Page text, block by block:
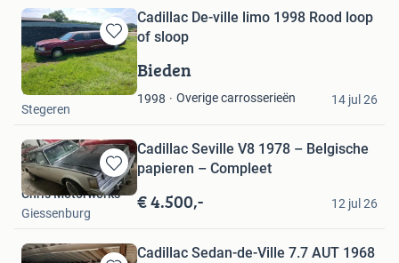
Bewaren
in
Mijn
Favorieten
Cadillac De-ville limo 1998 Rood loop
of sloop
Bieden
1998 Overige carrosserieën
Willem
Stegeren
14 jul 26
Bewaren
in
Cadillac Seville V8 1978 – Belgische
papieren – Compleet
€ 4.500,-
Chris Motorworks
Giessenburg
12 jul 26
Cadillac Sedan-de-Ville 7.7 AUT 1968